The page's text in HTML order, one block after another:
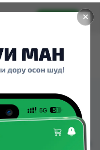
✕
Установить
ML
или заказать в